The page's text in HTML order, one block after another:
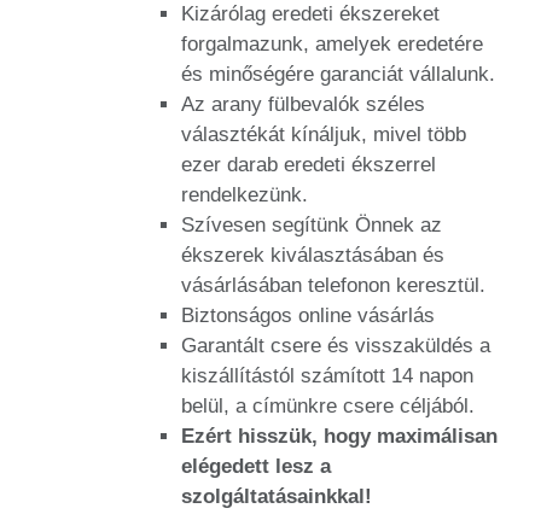
Kizárólag eredeti ékszereket
forgalmazunk, amelyek eredetére
és minőségére garanciát vállalunk.
Az arany fülbevalók széles
választékát kínáljuk, mivel több
ezer darab eredeti ékszerrel
rendelkezünk.
Szívesen segítünk Önnek az
ékszerek kiválasztásában és
vásárlásában telefonon keresztül.
Biztonságos online vásárlás
Garantált csere és visszaküldés a
kiszállítástól számított 14 napon
belül, a címünkre csere céljából.
Ezért hisszük, hogy maximálisan
elégedett lesz a
szolgáltatásainkkal!